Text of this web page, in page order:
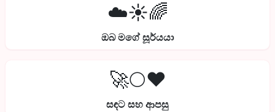
☁️☀️🌈
ඔබ මගේ සූර්යයා
🚀🌕❤️
සඳට සහ ආපසු